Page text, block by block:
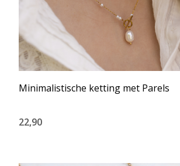
Minimalistische ketting met Parels
22,90